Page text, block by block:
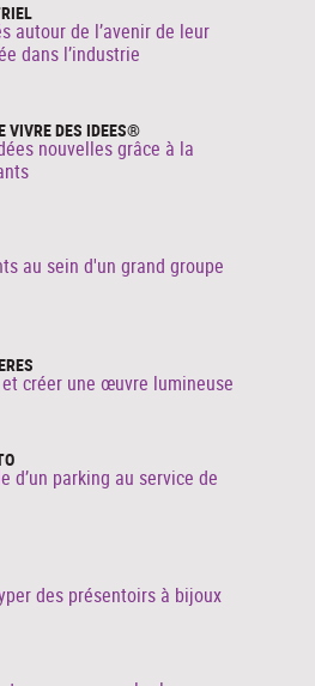
autour de l’avenir de leur
dans l’industrie
VIVRE DES IDEES®
nouvelles grâce à la
au sein d'un grand groupe
créer une œuvre lumineuse
d’un parking au service de
des présentoirs à bijoux